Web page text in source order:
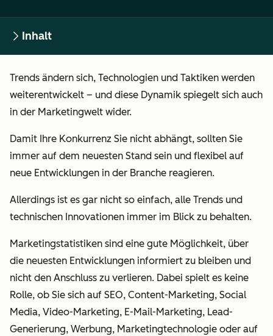
Inhalt
Trends ändern sich, Technologien und Taktiken werden
weiterentwickelt – und diese Dynamik spiegelt sich auch
in der Marketingwelt wider.
Damit Ihre Konkurrenz Sie nicht abhängt, sollten Sie
immer auf dem neuesten Stand sein und flexibel auf
neue Entwicklungen in der Branche reagieren.
Allerdings ist es gar nicht so einfach, alle Trends und
technischen Innovationen immer im Blick zu behalten.
Marketingstatistiken sind eine gute Möglichkeit, über
die neuesten Entwicklungen informiert zu bleiben und
nicht den Anschluss zu verlieren. Dabei spielt es keine
Rolle, ob Sie sich auf SEO, Content-Marketing, Social
Media, Video-Marketing, E-Mail-Marketing, Lead-
Generierung, Werbung, Marketingtechnologie oder auf